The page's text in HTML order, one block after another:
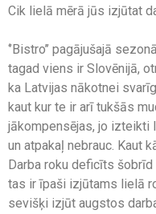
Cik lielā mērā jūs izjūtat
‘’Bistro’’ pagājušajā
tagad viens ir Slovēnijā,
ka Latvijas nākotnei
kaut kur te ir arī tukšās
jākompensējas, jo izteikti
un atpakaļ nebrauc. Kaut
Darba roku deficīts
tas ir īpaši izjūtams lielā
sevišķi izjūt augstos